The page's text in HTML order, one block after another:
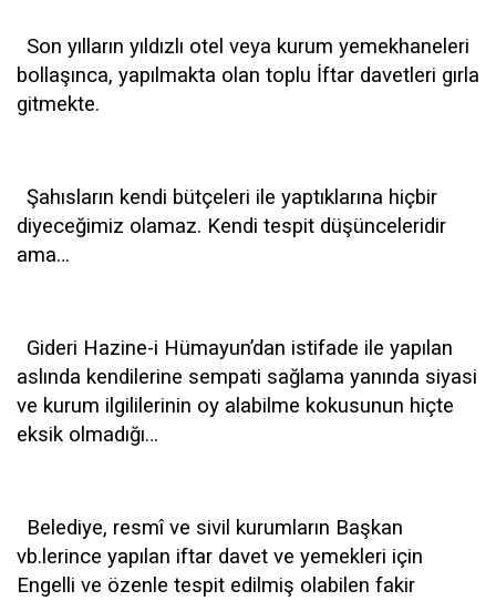
Son yılların yıldızlı otel veya kurum yemekhaneleri
bollaşınca, yapılmakta olan toplu İftar davetleri gırla
gitmekte.
Şahısların kendi bütçeleri ile yaptıklarına hiçbir
diyeceğimiz olamaz. Kendi tespit düşünceleridir
ama…
Gideri Hazine-i Hümayun’dan istifade ile yapılan
aslında kendilerine sempati sağlama yanında siyasi
ve kurum ilgililerinin oy alabilme kokusunun hiçte
eksik olmadığı…
Belediye, resmî ve sivil kurumların Başkan
vb.lerince yapılan iftar davet ve yemekleri için
Engelli ve özenle tespit edilmiş olabilen fakir